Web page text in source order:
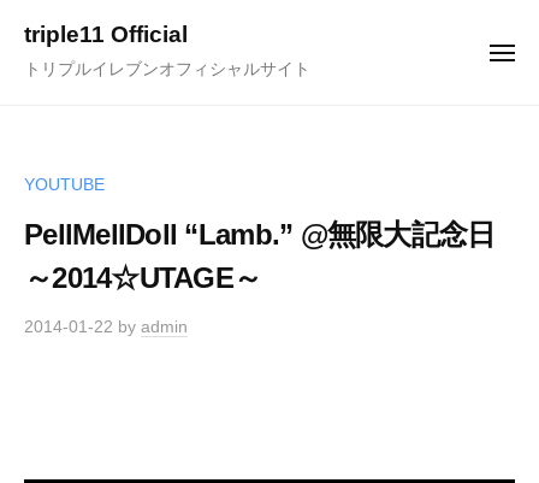
triple11 Official
トリプルイレブンオフィシャルサイト
メ
YOUTUBE
PellMellDoll “Lamb.” @無限大記念日
～2014☆UTAGE～
2014-01-22 by admin